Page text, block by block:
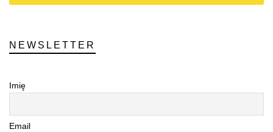
NEWSLETTER
Imię
Email